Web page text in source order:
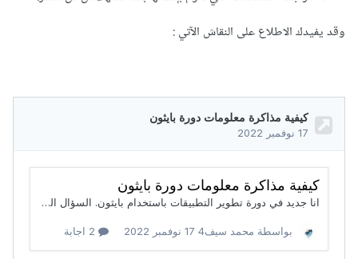
وقد يفيدك الاطلاع على النقاش الآتي